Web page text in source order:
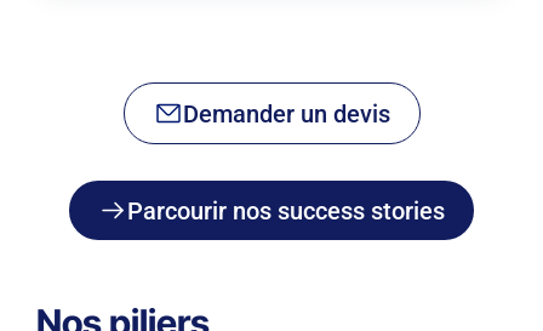
Demander un devis
Parcourir nos success stories